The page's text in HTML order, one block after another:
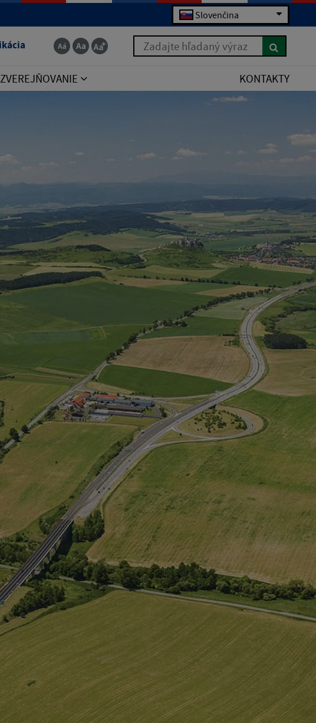
Slovenčina
Zadajte hľadaný výraz
ZVEREJŇOVANIE KONTAKTY